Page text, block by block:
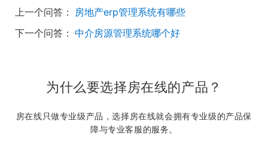
上一个问答： 房地产erp管理系统有哪些
下一个问答： 中介房源管理系统哪个好
为什么要选择房在线的产品？
房在线只做专业级产品，选择房在线就会拥有专业级的产品保
障与专业客服的服务。